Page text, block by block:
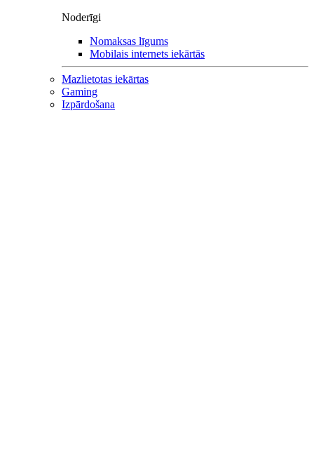
Noderīgi
Nomaksas līgums
Mobilais internets iekārtās
Mazlietotas iekārtas
Gaming
Izpārdošana